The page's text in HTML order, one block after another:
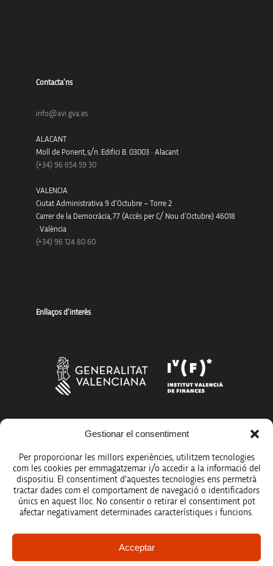
Gestionar el consentiment
Per proporcionar les millors experiències, utilitzem tecnologies
com les cookies per emmagatzemar i/o accedir a la informació del
dispositiu. El consentiment d'aquestes tecnologies ens permetrà
tractar dades com el comportament de navegació o identificadors
únics en aquest lloc. No consentir o retirar el consentiment pot
afectar negativament determinades característiques i funcions.
Acceptar
Contacta’ns
info@avi.gva.es
ALACANT
Moll de Ponent, s/n. Edifici B. 03003 · Alacant
(+34) 96 654 59 30
VALENCIA
Ciutat Administrativa 9 d’Octubre – Torre 2
Carrer de la Democràcia, 77 (Accés per C/ Nou d’Octubre) 46018
· València
(+34) 96 124 80 60
Enllaços d’interès
Més organismes de suport a la innovació
Avís legal
Política de protecció de dades